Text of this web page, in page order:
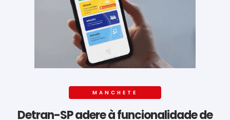
MANCHETE
Detran-SP adere à funcionalidade de